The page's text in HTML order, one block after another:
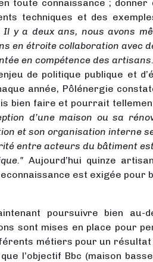
toute connaissance ;
techniques et des
Il y a deux ans, nous avons
en étroite collaboration avec
en compétence des
de politique publique et
année, Pôlénergie
bien faire et pourrait
d’une maison ou sa
et son organisation interne
entre acteurs du bâtiment
Aujourd’hui quinze
est exigée
poursuivre bien
sont mises en place pour
métiers pour un
l’objectif Bbc (maison